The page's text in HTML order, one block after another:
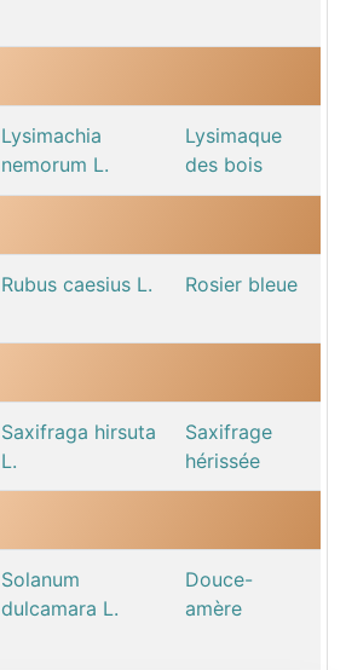
Lysimachia
nemorum L.
Lysimaque
des bois
Rubus caesius L. Rosier bleue
Saxifraga hirsuta
L.
Saxifrage
hérissée
Solanum
dulcamara L.
Douce-
amère